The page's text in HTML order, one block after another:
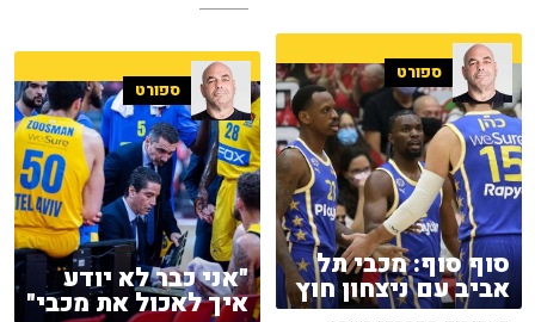
ספורט
סוף סוף: מכבי תל
אביב עם ניצחון חוץ
ספורט
"אני כבר לא יודע
איך לאכול את מכבי"